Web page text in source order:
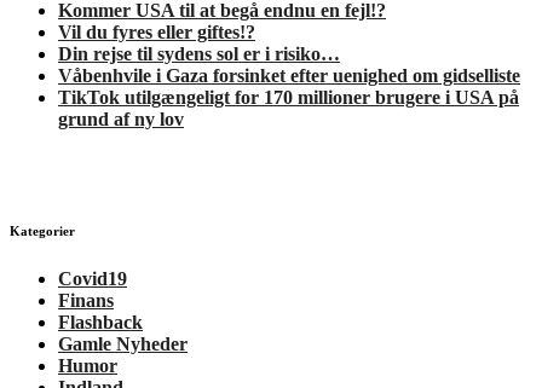
Kommer USA til at begå endnu en fejl!?
Vil du fyres eller giftes!?
Din rejse til sydens sol er i risiko…
Våbenhvile i Gaza forsinket efter uenighed om gidselliste
TikTok utilgængeligt for 170 millioner brugere i USA på
grund af ny lov
Kategorier
Covid19
Finans
Flashback
Gamle Nyheder
Humor